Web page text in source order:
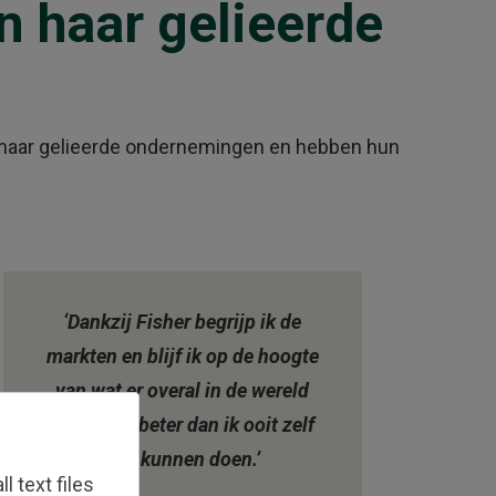
haar gelieerde
gelieerde ondernemingen en hebben hun
‘Dankzij Fisher begrijp ik de
markten en blijf ik op de hoogte
van wat er overal in de wereld
gebeurt – beter dan ik ooit zelf
had kunnen doen.’
text files